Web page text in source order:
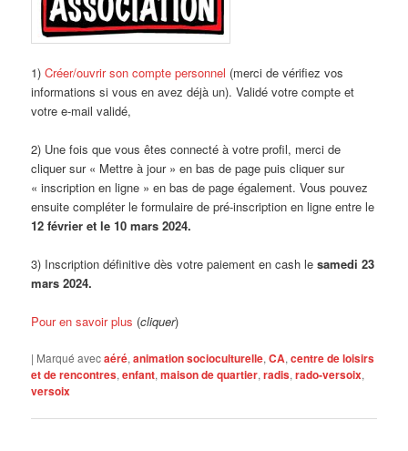
1)Créer/ouvrir son compte personnel (merci de vérifiez vos
informations si vous en avez déjà un). Validé votre compte et
votre e-mail validé,
2) Une fois que vous êtes connecté à votre profil, merci de
cliquer sur « Mettre à jour » en bas de page puis cliquer sur
« inscription en ligne » en bas de page également. Vous pouvez
ensuite compléter le formulaire de pré-inscription en ligne entre le
12 février et le 10 mars 2024.
3) Inscription définitive dès votre paiement en cash lesamedi 23
mars 2024.
Pour en savoir plus (cliquer)
| Marqué avecaéré,animation socioculturelle,CA,centre de loisirs
et de rencontres,enfant,maison de quartier,radis,rado-versoix,
versoix